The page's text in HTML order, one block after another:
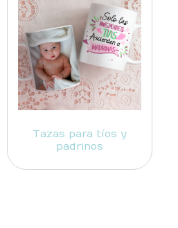
Tazas para tíos y
padrinos